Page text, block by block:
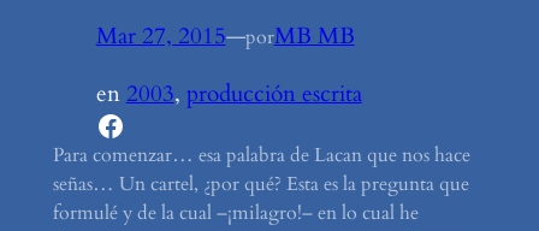
Mar 27, 2015—porMB MB
en2003, producción escrita
Facebook
Para comenzar… esa palabra de Lacan que nos hace
señas… Un cartel, ¿por qué? Esta es la pregunta que
formulé y de la cual –¡milagro!– en lo cual he